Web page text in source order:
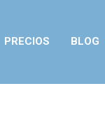
PRECIOS BLOG